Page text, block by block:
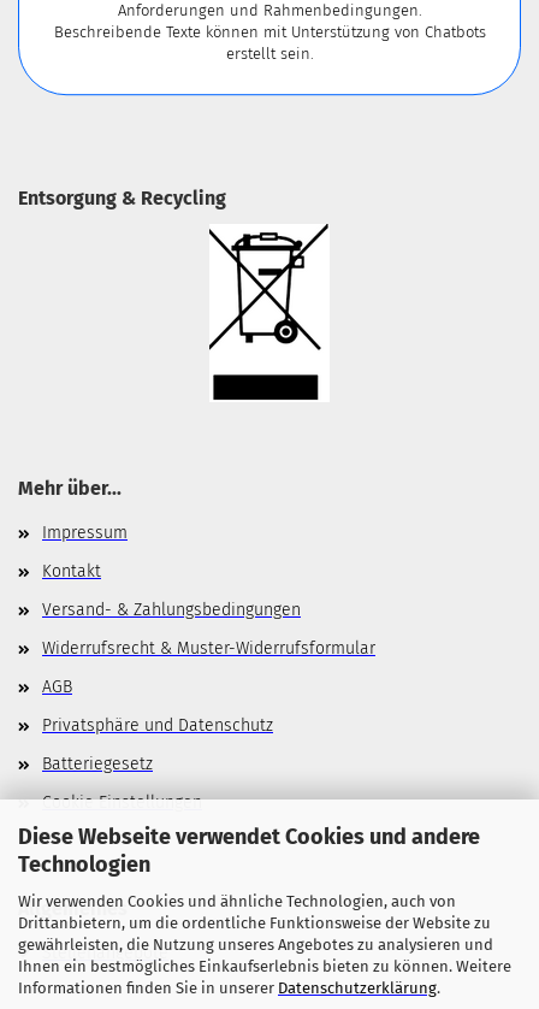
Diese Webseite verwendet Cookies und andere
Technologien
Wir verwenden Cookies und ähnliche Technologien, auch von
Drittanbietern, um die ordentliche Funktionsweise der Website zu
gewährleisten, die Nutzung unseres Angebotes zu analysieren und
Ihnen ein bestmögliches Einkaufserlebnis bieten zu können. Weitere
Informationen finden Sie in unserer Datenschutzerklärung.
Anforderungen und Rahmenbedingungen.
Beschreibende Texte können mit Unterstützung von Chatbots
erstellt sein.
Entsorgung & Recycling
Mehr über...
Impressum
Kontakt
Versand- & Zahlungsbedingungen
Widerrufsrecht & Muster-Widerrufsformular
AGB
Privatsphäre und Datenschutz
Batteriegesetz
Cookie Einstellungen
Allgemeines
Stellenangebote